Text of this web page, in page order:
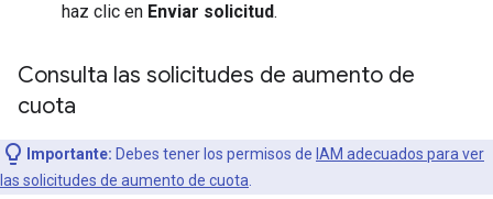
haz clic en Enviar solicitud.
Consulta las solicitudes de aumento de
cuota
Importante: Debes tener los permisos de IAM adecuados para ver
las solicitudes de aumento de cuota